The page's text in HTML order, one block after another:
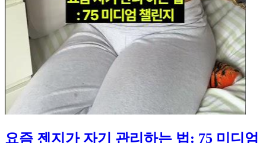
요즘 젠지가 자기 관리하는 법: 75 미디엄